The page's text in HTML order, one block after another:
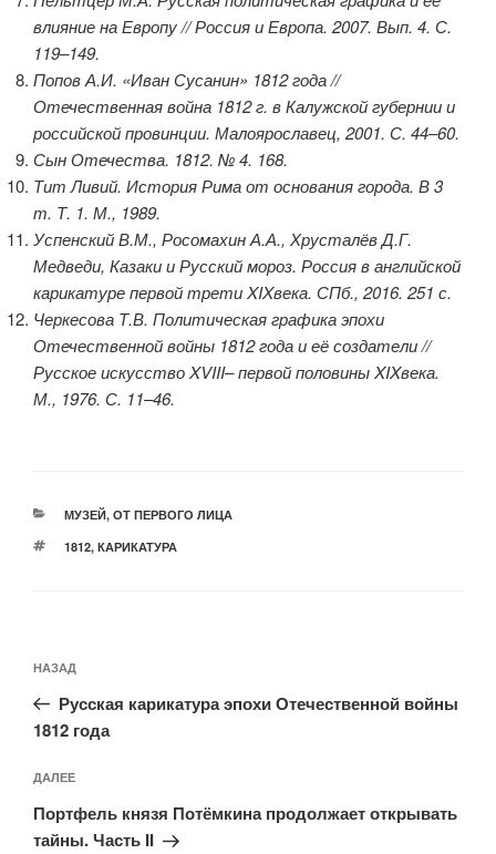
влияние на Европу // Россия и Европа. 2007. Вып. 4. С.
119–149.
Попов А.И. «Иван Сусанин» 1812 года //
Отечественная война 1812 г. в Калужской губернии и
российской провинции. Малоярославец, 2001. С. 44–60.
Сын Отечества. 1812. № 4. 168.
Тит Ливий. История Рима от основания города. В 3
т. Т. 1. М., 1989.
Успенский В.М., Росомахин А.А., Хрусталёв Д.Г.
Медведи, Казаки и Русский мороз. Россия в английской
карикатуре первой трети XIXвека. СПб., 2016. 251 с.
Черкесова Т.В. Политическая графика эпохи
Отечественной войны 1812 года и её создатели //
Русское искусство XVIII– первой половины XIXвека.
М., 1976. С. 11–46.
РУБРИКИ
МУЗЕЙ, ОТ ПЕРВОГО ЛИЦА
МЕТКИ
1812, КАРИКАТУРА
по
записям
Предыдущая
запись:
НАЗАД
Русская карикатура эпохи Отечественной войны
1812 года
Следующая
запись
ДАЛЕЕ
Портфель князя Потёмкина продолжает открывать
тайны. Часть II